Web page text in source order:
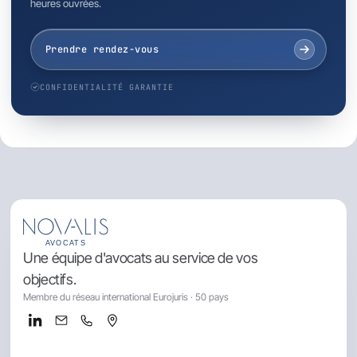
heures ouvrées.
Prendre rendez-vous
CONFIDENTIALITÉ GARANTIE
Une équipe d'avocats au service de vos
objectifs.
Membre du réseau international Eurojuris · 50 pays